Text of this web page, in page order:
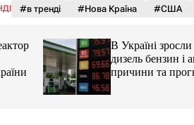
#в тренді #Нова Країна #США
В Україні
дизель бензин і
причини та